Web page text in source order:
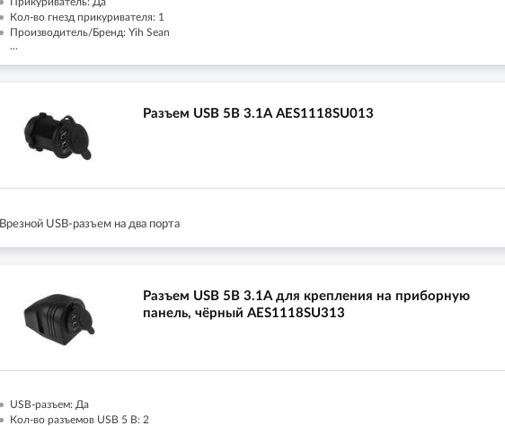
Кол-во гнезд прикуривателя: 1
Производитель/Бренд: Yih Sean
...
Разъем USB 5В 3.1А AES1118SU013
Врезной USB-разъем на два порта
Разъем USB 5В 3.1А для крепления на приборную
панель, чёрный AES1118SU313
USB-разъем: Да
Кол-во разъемов USB 5 В: 2